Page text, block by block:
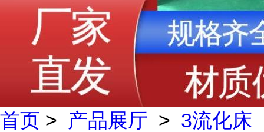
首页 > 产品展厅 > 3流化床